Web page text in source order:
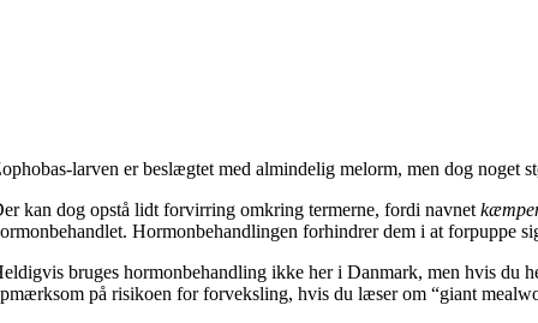
larven er beslægtet med almindelig melorm, men dog noget
kan dog opstå lidt forvirring omkring termerne, fordi navnet
Hormonbehandlingen forhindrer dem i at forpuppe
bruges hormonbehandling ikke her i Danmark, men hvis du
på risikoen for forveksling, hvis du læser om “giant